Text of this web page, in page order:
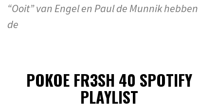
“Ooit” van Engel en Paul de Munnik hebben
de
POKOE FR3SH 40 SPOTIFY
PLAYLIST